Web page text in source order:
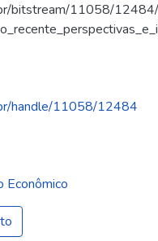
bitstream/11058/
handle/11058/12484
Econômico